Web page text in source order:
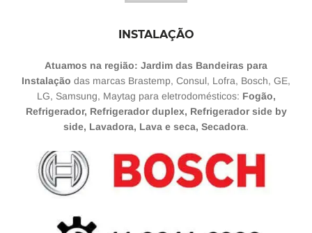
INSTALAÇÃO
Atuamos na região: Jardim das Bandeiras para
Instalação das marcas Brastemp, Consul, Lofra, Bosch, GE,
LG, Samsung, Maytag para eletrodomésticos: Fogão,
Refrigerador, Refrigerador duplex, Refrigerador side by
side, Lavadora, Lava e seca, Secadora.